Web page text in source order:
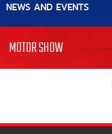
NEWS AND EVENTS
MOTOR SHOW